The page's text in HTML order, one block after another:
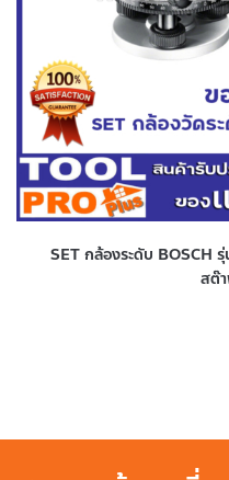
SET กล้องระดับ BOSCH
สต๊